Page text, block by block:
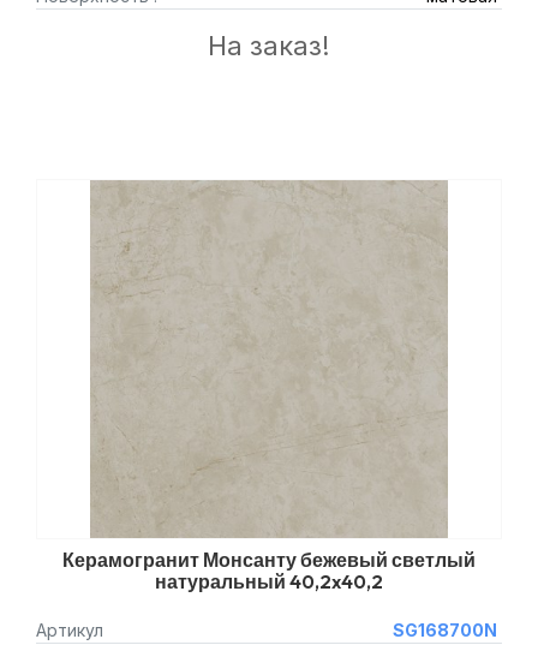
На заказ!
Керамогранит Монсанту бежевый светлый
натуральный 40,2x40,2
Артикул
SG168700N